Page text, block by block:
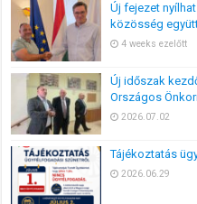
Új fejezet
közösség
4 weeks ezelőtt
Új időszak
Országos
2026.07.02
Tájékoztatás
2026.06.29